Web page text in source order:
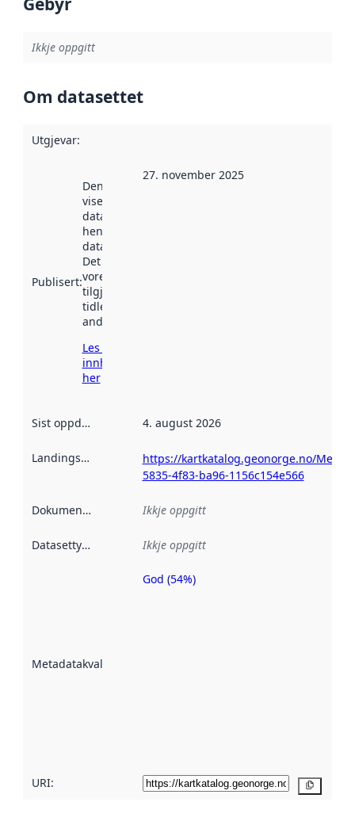
Ikkje oppgitt
Om datasettet
Utgjevar:
Publisert:
Denne datoen
viser når
datasettet vart
henta inn av
data.norge.no.
Det kan ha
vore
tilgjengeleg
tidlegare
andre stader.
Les meir om
innhenting
her
27. november 2025
Sist oppdatert 4. august 2026
Landingsside
https://kartkatalog.geonorge.no/
5835-4f83-ba96-1156c154e566
Dokumentasjon Ikkje oppgitt
Datasettype Ikkje oppgitt
Metadatakvalitet
Metadatakvalitet
God (54%)
URI: